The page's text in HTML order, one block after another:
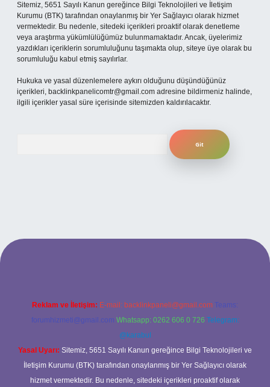
Sitemiz, 5651 Sayılı Kanun gereğince Bilgi Teknolojileri ve İletişim
Kurumu (BTK) tarafından onaylanmış bir Yer Sağlayıcı olarak hizmet
vermektedir. Bu nedenle, sitedeki içerikleri proaktif olarak denetleme
veya araştırma yükümlülüğümüz bulunmamaktadır. Ancak, üyelerimiz
yazdıkları içeriklerin sorumluluğunu taşımakta olup, siteye üye olarak bu
sorumluluğu kabul etmiş sayılırlar.
Hukuka ve yasal düzenlemelere aykırı olduğunu düşündüğünüz
içerikleri, backlinkpanelicomtr@gmail.com adresine bildirmeniz halinde,
ilgili içerikler yasal süre içerisinde sitemizden kaldırılacaktır.
betexper bahis
Reklam ve İletişim: E-mail: backlinkpaneli@gmail.com Teams:
forumhizmeti@gmail.com Whatsapp: 0262 606 0 726 Telegram:
@karabul
Yasal Uyarı: Sitemiz, 5651 Sayılı Kanun gereğince Bilgi Teknolojileri ve
İletişim Kurumu (BTK) tarafından onaylanmış bir Yer Sağlayıcı olarak
hizmet vermektedir. Bu nedenle, sitedeki içerikleri proaktif olarak